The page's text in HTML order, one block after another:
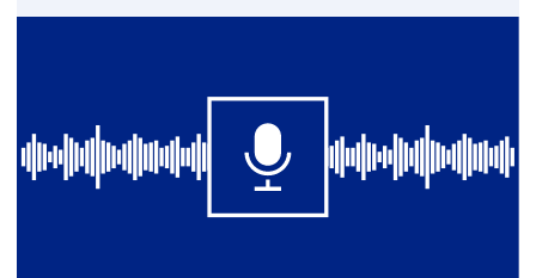
Energietransitie